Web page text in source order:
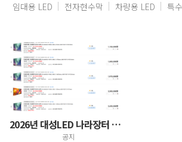
임대용 LED
전자현수막 차량용 LED 특
2026년 대성LED 나라장터 등록제품 안내
공지